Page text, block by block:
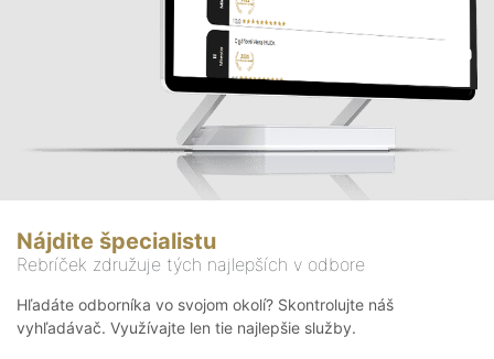
Nájdite špecialistu
Rebríček združuje tých najlepších v odbore
Hľadáte odborníka vo svojom okolí? Skontrolujte náš
vyhľadávač. Využívajte len tie najlepšie služby.